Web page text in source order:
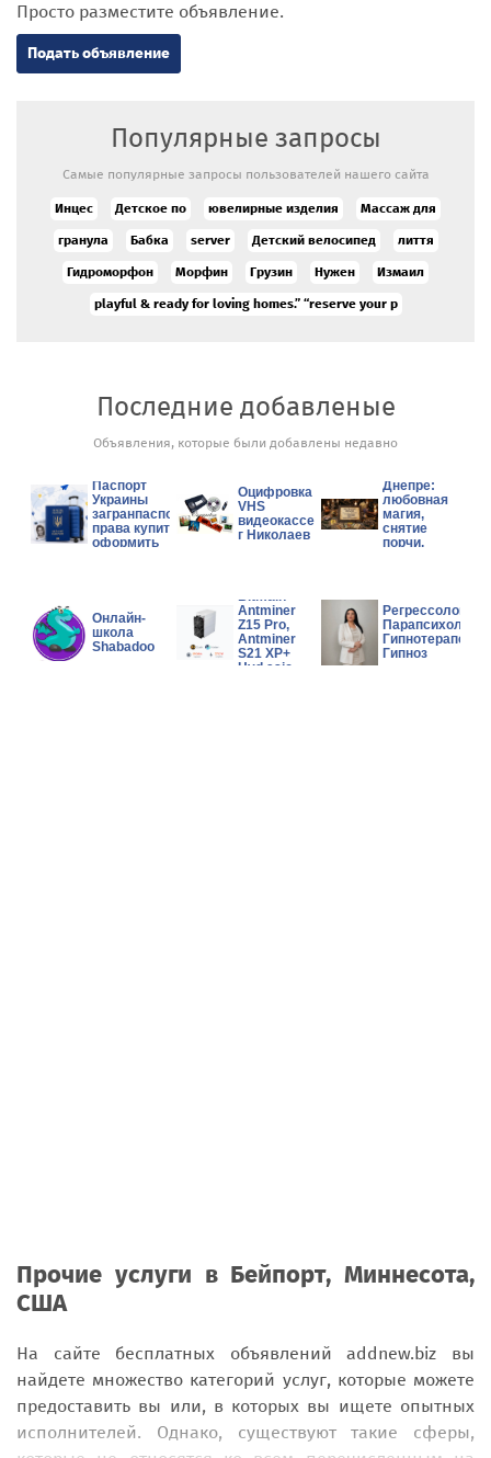
Просто разместите объявление.
Подать объявление
Популярные запросы
Самые популярные запросы пользователей нашего сайта
Инцес Детское по ювелирные изделия Массаж для
гранула Бабка server Детский велосипед лиття
Гидроморфон Морфин Грузин Нужен Измаил
playful & ready for loving homes.” “reserve your p
Последние добавленые
Объявления, которые были добавлены недавно
Паспорт
Украины
загранпаспорт
права купить
оформить
Оцифровка
VHS
видеокассет
г Николаев
Сильный
Днепре:
любовная
магия,
снятие
порчи,
Онлайн-
школа
Shabadoo
Bitmain
Antminer
Z15 Pro,
Antminer
S21 XP+
Hyd asic
Регрессолог,
Парапсихолог,
Гипнотерапевт,
Гипноз
Прочие услуги в Бейпорт, Миннесота,
США
На сайте бесплатных объявлений addnew.biz вы
найдете множество категорий услуг, которые можете
предоставить вы или, в которых вы ищете опытных
исполнителей. Однако, существуют такие сферы,